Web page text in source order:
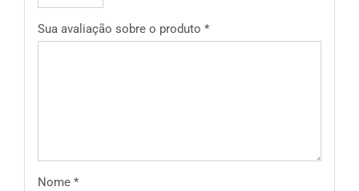
Sua avaliação sobre o produto *
Nome *